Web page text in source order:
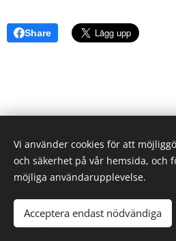
Share
Cookies
Vi använder cookies för att
och säkerhet på vår hemsida, och
möjliga användarupplevelse.
Acceptera endast nödvändiga